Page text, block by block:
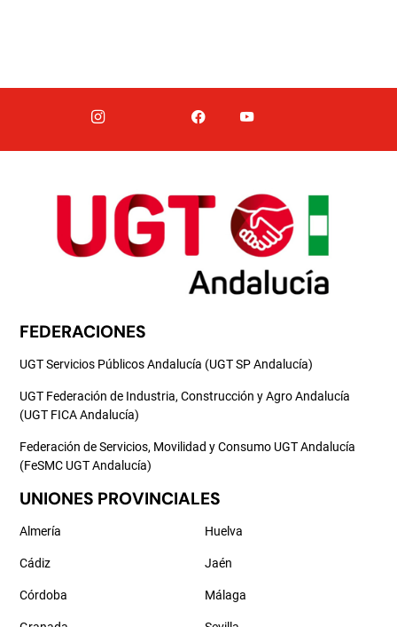
FEDERACIONES
UGT Servicios Públicos Andalucía (UGT SP Andalucía)
UGT Federación de Industria, Construcción y Agro Andalucía
(UGT FICA Andalucía)
Federación de Servicios, Movilidad y Consumo UGT Andalucía
(FeSMC UGT Andalucía)
UNIONES PROVINCIALES
Almería
Cádiz
Córdoba
Huelva
Jaén
Málaga